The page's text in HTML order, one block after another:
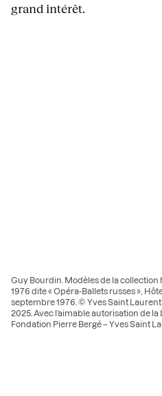
grand intérêt.
Guy Bourdin. Modèles de la
1976 dite « Opéra-Ballets russes »,
septembre 1976. © Yves Saint
2025. Avec l’aimable autorisation de
Fondation Pierre Bergé – Yves Saint